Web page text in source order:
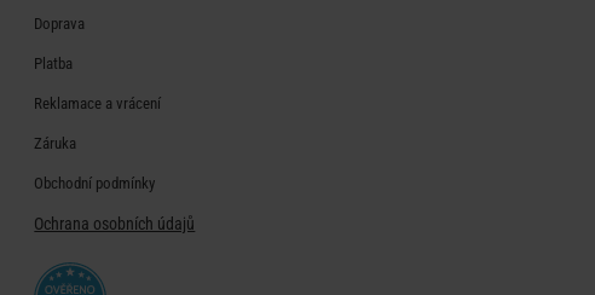
Doprava
Platba
Reklamace a vrácení
Záruka
Obchodní podmínky
Ochrana osobních údajů